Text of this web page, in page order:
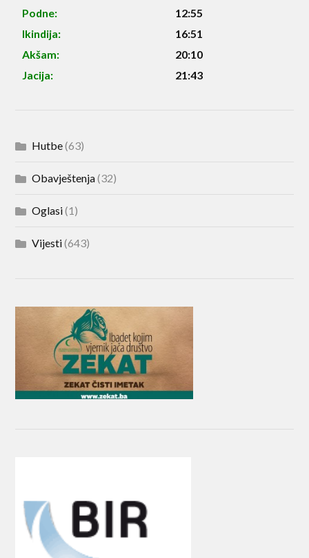
Podne:
12:55
Ikindija:
16:51
Akšam:
20:10
Jacija:
21:43
Hutbe(63)
Obavještenja(32)
Oglasi(1)
Vijesti(643)